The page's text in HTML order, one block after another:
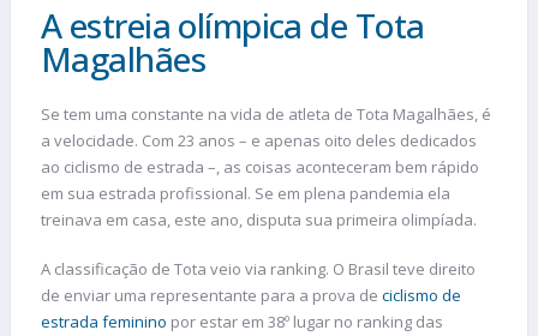
A estreia olímpica de Tota
Magalhães
Se tem uma constante na vida de atleta de Tota Magalhães, é
a velocidade. Com 23 anos – e apenas oito deles dedicados
ao ciclismo de estrada –, as coisas aconteceram bem rápido
em sua estrada profissional. Se em plena pandemia ela
treinava em casa, este ano, disputa sua primeira olimpíada.
A classificação de Tota veio via ranking. O Brasil teve direito
de enviar uma representante para a prova de ciclismo de
estrada feminino por estar em 38º lugar no ranking das